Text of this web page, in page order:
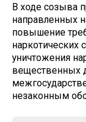
В ходе созыва
направленных
повышение
наркотических
уничтожения
вещественных
незаконным